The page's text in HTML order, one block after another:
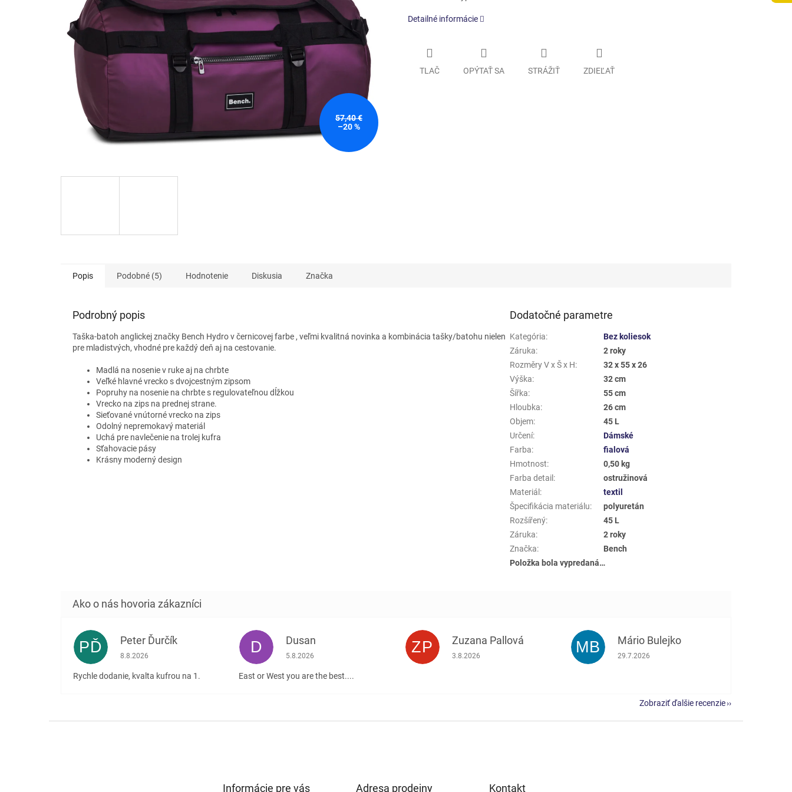
57,40 €
–20 %
Detailné informácie
TLAČ OPÝTAŤ SA STRÁŽIŤ ZDIEĽAŤ
Popis Podobné (5) Hodnotenie Diskusia Značka
Podrobný popis
Taška-batoh anglickej značky Bench Hydrov černicovej farbe , veľmi kvalitná novinka a kombinácia tašky/batohu nielen
pre mladistvých, vhodné pre každý deň aj na cestovanie.
Madlá na nosenie v ruke aj na chrbte
Veľké hlavné vrecko s dvojcestným zipsom
Popruhy na nosenie na chrbte s regulovateľnou dĺžkou
Vrecko na zips na prednej strane.
Sieťované vnútorné vrecko na zips
Odolný nepremokavý materiál
Uchá pre navlečenie na trolej kufra
Sťahovacie pásy
Krásny moderný design
Dodatočné parametre
Kategória:
Bez koliesok
Záruka:
2 roky
Rozměry V x Š x H:
32 x 55 x 26
Výška:
32 cm
Šířka:
55 cm
Hloubka:
26 cm
Objem:
45 L
Určení:
Dámské
Farba:
fialová
Hmotnost:
0,50 kg
Farba detail :
ostružinová
Materiál :
textil
Špecifikácia materiálu:
polyuretán
Rozšířený:
45 L
Záruka:
2 roky
Značka:
Bench
Položka bola vypredaná…
PĎ Peter Ďurčík
Hodnotenie obchodu je 5 z 5 hviezdičiek.
8.8.2026
Rychle dodanie, kvalta kufrou na 1.
D Dusan
Hodnotenie obchodu je 5 z 5 hviezdičiek.
5.8.2026
East or West you are the best....
ZP Zuzana Pallová
Hodnotenie obchodu je 5 z 5 hviezdičiek.
3.8.2026 MB Mário Bulejko
Hodnotenie obchodu je 5 z 5 hviezdičiek.
29.7.2026
Zobraziť ďalšie recenzie
Informácie pre vás Adresa prodejny Kontakt